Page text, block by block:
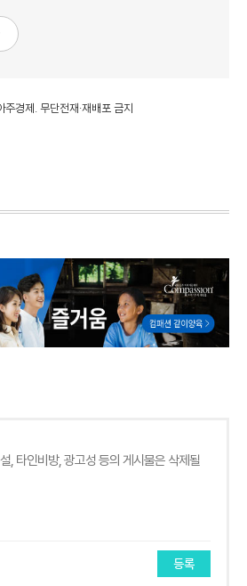
경제. 무단전재·재배포 금지
등록